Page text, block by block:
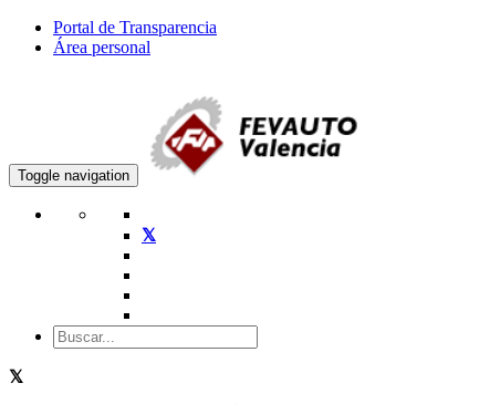
Portal de Transparencia
Área personal
Toggle navigation